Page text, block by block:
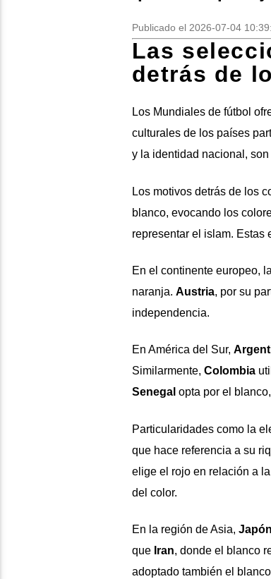
Publicado el 2026-07-04
Las
detrás de
Los Mundiales de fútbol
culturales de los países
y la identidad nacional,
Los motivos detrás de los
blanco, evocando los
representar el islam. Estas
En el continente europeo, la
naranja. Austria, por su
independencia.
En América del Sur,
Similarmente, Colombia
Senegal opta por el
Particularidades como la
que hace referencia a su
elige el rojo en relación a
del color.
En la región de Asia, Japón
que Iran, donde el blanco
adoptado también el